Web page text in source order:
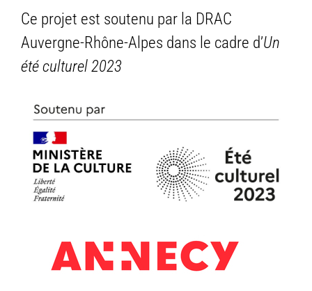
Ce projet est soutenu par la DRAC
Auvergne-Rhône-Alpes dans le cadre d’Un
été culturel 2023